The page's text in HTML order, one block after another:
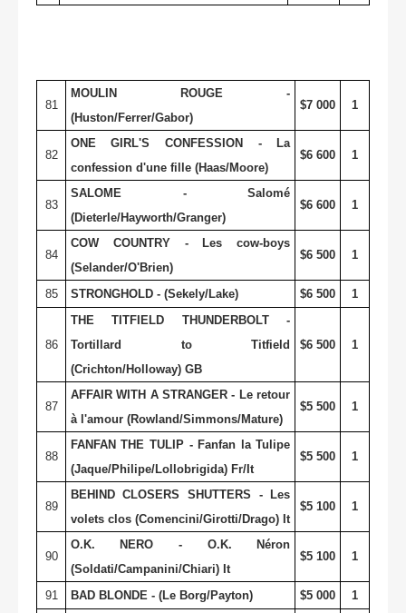
81
MOULIN ROUGE -
(Huston/Ferrer/Gabor)
$7 000 1
82
ONE GIRL'S CONFESSION - La
confession d'une fille (Haas/Moore)
$6 600 1
83
SALOME - Salomé
(Dieterle/Hayworth/Granger)
$6 600 1
84
COW COUNTRY - Les cow-boys
(Selander/O'Brien)
$6 500 1
85 STRONGHOLD - (Sekely/Lake) $6 500 1
86
THE TITFIELD THUNDERBOLT -
Tortillard to Titfield
(Crichton/Holloway) GB
$6 500 1
87
AFFAIR WITH A STRANGER - Le retour
à l'amour (Rowland/Simmons/Mature)
$5 500 1
88
FANFAN THE TULIP - Fanfan la Tulipe
(Jaque/Philipe/Lollobrigida) Fr/It
$5 500 1
89
BEHIND CLOSERS SHUTTERS - Les
volets clos (Comencini/Girotti/Drago) It
$5 100 1
90
O.K. NERO - O.K. Néron
(Soldati/Campanini/Chiari) It
$5 100 1
91 BAD BLONDE - (Le Borg/Payton) $5 000 1